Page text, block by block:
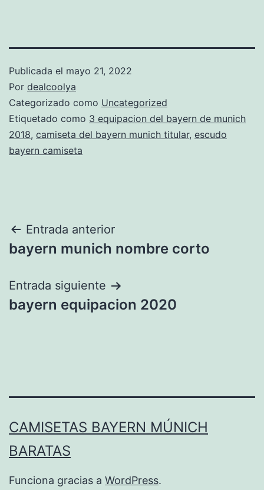
Publicada el mayo 21, 2022
Por dealcoolya
Categorizado como Uncategorized
Etiquetado como 3 equipacion del bayern de munich
2018, camiseta del bayern munich titular, escudo
bayern camiseta
Navegación
de
entradas
Entrada anterior
bayern munich nombre corto
Entrada siguiente
bayern equipacion 2020
CAMISETAS BAYERN MÚNICH
BARATAS
Funciona gracias a WordPress.